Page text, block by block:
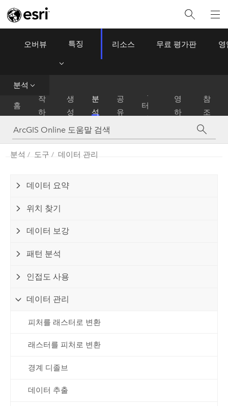
ArcGIS Online
오버뷰 특징 리소스 무료 평가판 영
분석
홈
작
하
기
생
성
분
석
공
유
터
관
영
하
참
조
분석 도구 데이터 관리
데이터 요약
위치 찾기
데이터 보강
패턴 분석
인접도 사용
데이터 관리
피처를 래스터로 변환
래스터를 피처로 변환
경계 디졸브
데이터 추출